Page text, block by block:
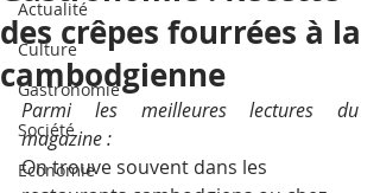
Actualité
Culture
Gastronomie
Société
Economie
des crêpes fourrées à la
cambodgienne
Parmi les meilleures lectures du
magazine :
On trouve souvent dans les